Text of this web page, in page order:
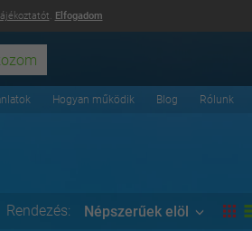
. Elfogadom
Hogyan működik Blog Rólunk
Rendezés: Népszerűek elöl